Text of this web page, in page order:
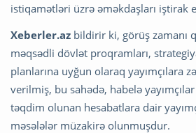
istiqamətləri üzrə əməkdaşları iştirak
Xeberler.az bildirir ki, görüş zamanı
məqsədli dövlət proqramları,
planlarına uyğun olaraq yayımçılara
verilmiş, bu sahədə, habelə
təqdim olunan hesabatlara dair
məsələlər müzakirə olunmuşdur.